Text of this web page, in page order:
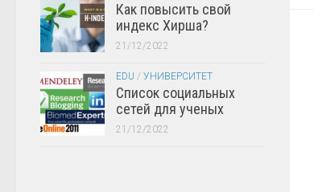
Как повысить свой
индекс Хирша?
21/12/2022
EDU / УНИВЕРСИТЕТ
Список социальных
сетей для ученых
21/12/2022